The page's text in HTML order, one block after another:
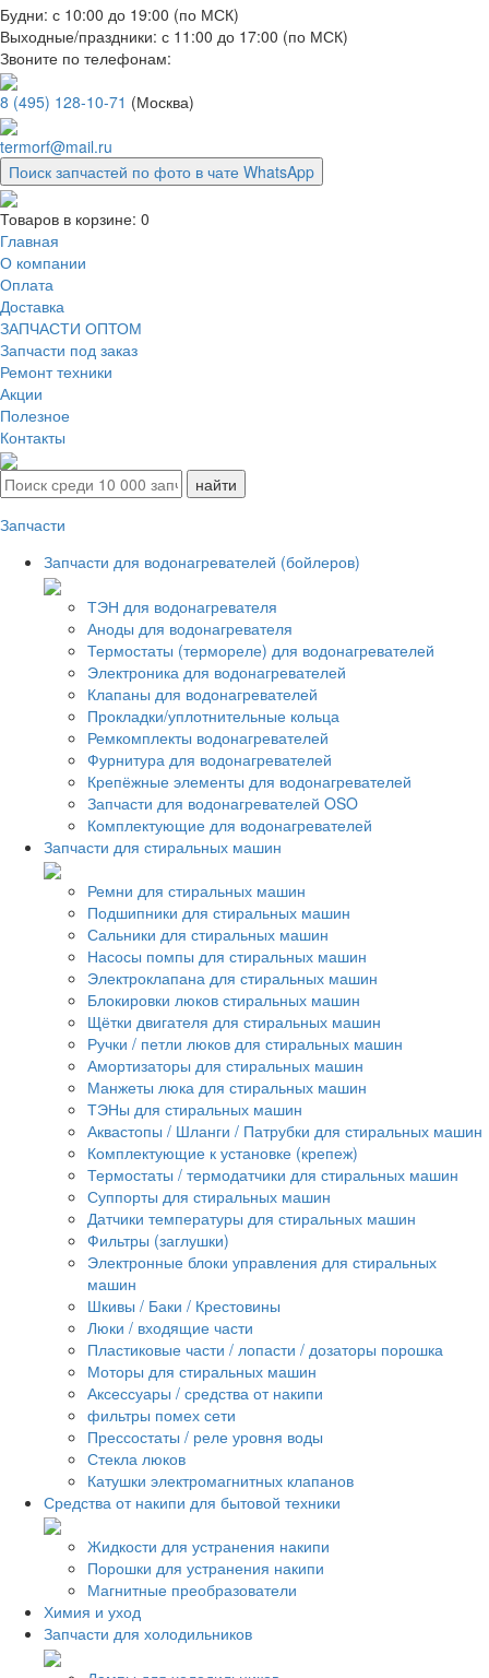
Будни: с 10:00 до 19:00 (по МСК)
Выходные/праздники: с 11:00 до 17:00 (по МСК)
Звоните по телефонам:
8 (495) 128-10-71 (Москва)
termorf@mail.ru
Поиск запчастей по фото в чате WhatsApp
Товаров в корзине: 0
Главная
О компании
Оплата
Доставка
ЗАПЧАСТИ ОПТОМ
Запчасти под заказ
Ремонт техники
Акции
Полезное
Контакты
Запчасти
Запчасти для водонагревателей (бойлеров)
ТЭН для водонагревателя
Аноды для водонагревателя
Термостаты (термореле) для водонагревателей
Электроника для водонагревателей
Клапаны для водонагревателей
Прокладки/уплотнительные кольца
Ремкомплекты водонагревателей
Фурнитура для водонагревателей
Крепёжные элементы для водонагревателей
Запчасти для водонагревателей OSO
Комплектующие для водонагревателей
Запчасти для стиральных машин
Ремни для стиральных машин
Подшипники для стиральных машин
Сальники для стиральных машин
Насосы помпы для стиральных машин
Электроклапана для стиральных машин
Блокировки люков стиральных машин
Щётки двигателя для стиральных машин
Ручки / петли люков для стиральных машин
Амортизаторы для стиральных машин
Манжеты люка для стиральных машин
ТЭНы для стиральных машин
Аквастопы / Шланги / Патрубки для стиральных машин
Комплектующие к установке (крепеж)
Термостаты / термодатчики для стиральных машин
Суппорты для стиральных машин
Датчики температуры для стиральных машин
Фильтры (заглушки)
Электронные блоки управления для стиральных
машин
Шкивы / Баки / Крестовины
Люки / входящие части
Пластиковые части / лопасти / дозаторы порошка
Моторы для стиральных машин
Аксессуары / средства от накипи
фильтры помех сети
Прессостаты / реле уровня воды
Стекла люков
Катушки электромагнитных клапанов
Средства от накипи для бытовой техники
Жидкости для устранения накипи
Порошки для устранения накипи
Магнитные преобразователи
Химия и уход
Запчасти для холодильников